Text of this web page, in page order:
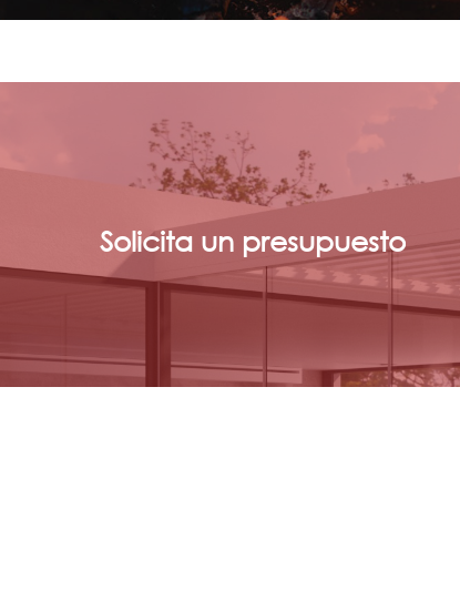
Solicita un presupuesto